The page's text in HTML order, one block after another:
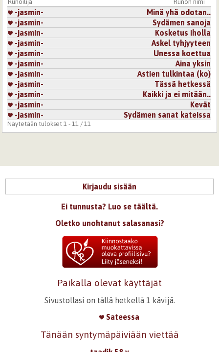
31.3.2024 4:46
Joskus on aika unohtaa, elää tässä hetkessä, ja,ottaa
vastaan uutta. Pidin.
Kirjaudutairekisteröidykommentoidaksesi
31.3.2024 16:50-jasmin-
Juuri näin ... kiitos
Kirjaudutairekisteröidykommentoidaksesi
31.3.2024 16:52-jasmin-
Kirjaudutairekisteröidykommentoidaksesi
Runoilija Runon nimi
-jasmin-
Minä yhä odotan..
-jasmin-
Sydämen sanoja
-jasmin-
Kosketus iholla
-jasmin-
Askel tyhjyyteen
-jasmin-
Unessa koettua
-jasmin-
Aina yksin
-jasmin-
Astien tulkintaa (ko)
-jasmin-
Tässä hetkessä
-jasmin-
Kaikki ja ei mitään..
-jasmin-
Kevät
-jasmin-
Sydämen sanat kateissa
Näytetään tulokset 1 - 11 / 11
Kirjaudu sisään
Ei tunnusta? Luo se täältä.
Oletko unohtanut salasanasi?
Paikalla olevat käyttäjät
Sivustollasi on tällä hetkellä 1 kävijä.
Sateessa
Tänään syntymäpäiviään viettää